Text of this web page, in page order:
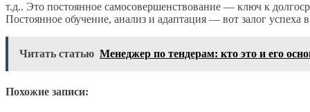
т.д.. Это постоянное самосовершенствование — ключ к
Постоянное обучение, анализ и адаптация — вот залог
Читать статью Менеджер по тендерам: кто это и его
Похожие записи: